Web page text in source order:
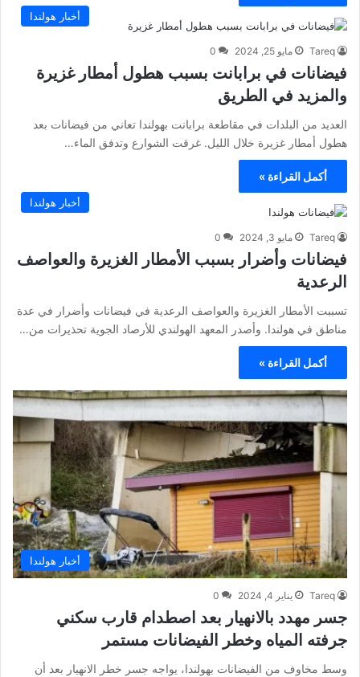
أخبار هولندا
Tareq مايو 25, 2024 0
فيضانات في برابانت بسبب هطول أمطار غزيرة
والمزيد في الطريق
العديد من البلدات في مقاطعة برابانت بهولندا تعاني من فيضانات بعد
هطول أمطار غزيرة خلال الليل. غرقت الشوارع وتدفق الماء…
أكمل القراءة »
أخبار هولندا
Tareq مايو 3, 2024 0
فيضانات وأضرار بسبب الأمطار الغزيرة والعواصف
الرعدية
تسببت الأمطار الغزيرة والعواصف الرعدية في فيضانات وأضرار في عدة
مناطق في هولندا. وأصدر المعهد الهولندي للأرصاد الجوية تحذيرات من…
أكمل القراءة »
أخبار هولندا
Tareq يناير 4, 2024 0
جسر مهدد بالانهيار بعد اصطدام قارب سكني
جرفته المياه وخطر الفيضانات مستمر
وسط مخاوف من الفيضانات بهولندا، يواجه جسر خطر الانهيار بعد أن